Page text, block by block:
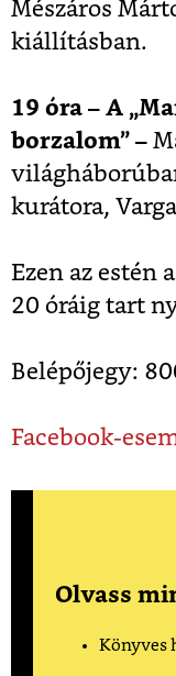
Mészáros
kiállításban.
19 óra – A
borzalom” –
kurátora,
Ezen az estén
20 óráig tart
Belépőjegy:
Facebook-
Olvass
Könyves